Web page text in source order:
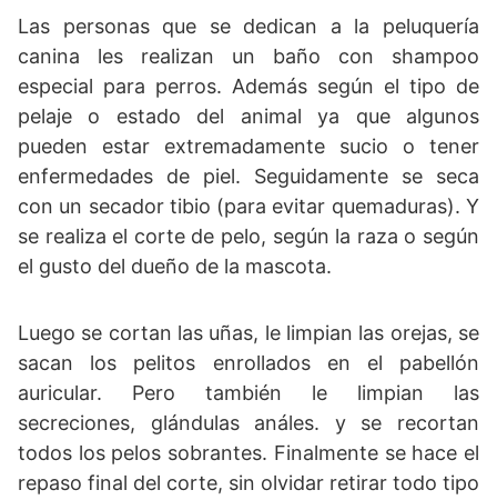
Las personas que se dedican a la peluquería
canina les realizan un baño con shampoo
especial para perros. Además según el tipo de
pelaje o estado del animal ya que algunos
pueden estar extremadamente sucio o tener
enfermedades de piel. Seguidamente se seca
con un secador tibio (para evitar quemaduras). Y
se realiza el corte de pelo, según la raza o según
el gusto del dueño de la mascota.
Luego se cortan las uñas, le limpian las orejas, se
sacan los pelitos enrollados en el pabellón
auricular. Pero también le limpian las
secreciones, glándulas análes. y se recortan
todos los pelos sobrantes. Finalmente se hace el
repaso final del corte, sin olvidar retirar todo tipo